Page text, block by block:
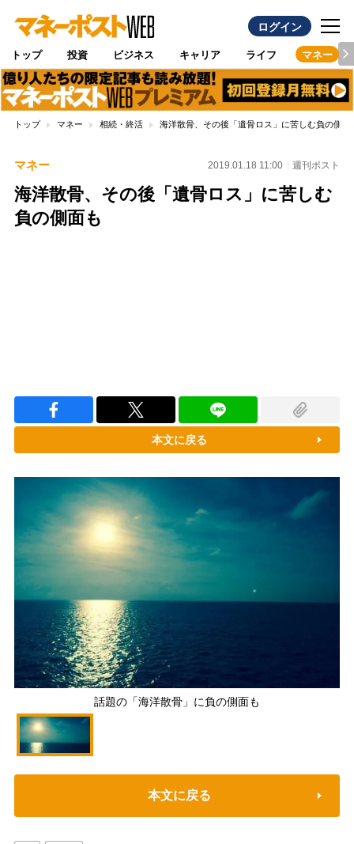
ログイン
トップ 投資 ビジネス キャリア ライフ マネー
トップ マネー 相続・終活 海洋散骨、その後「遺骨ロス」に苦しむ負の側面
マネー 2019.01.18 11:00 週刊ポスト
海洋散骨、その後「遺骨ロス」に苦しむ
負の側面も
本文に戻る
話題の「海洋散骨」に負の側面も
本文に戻る